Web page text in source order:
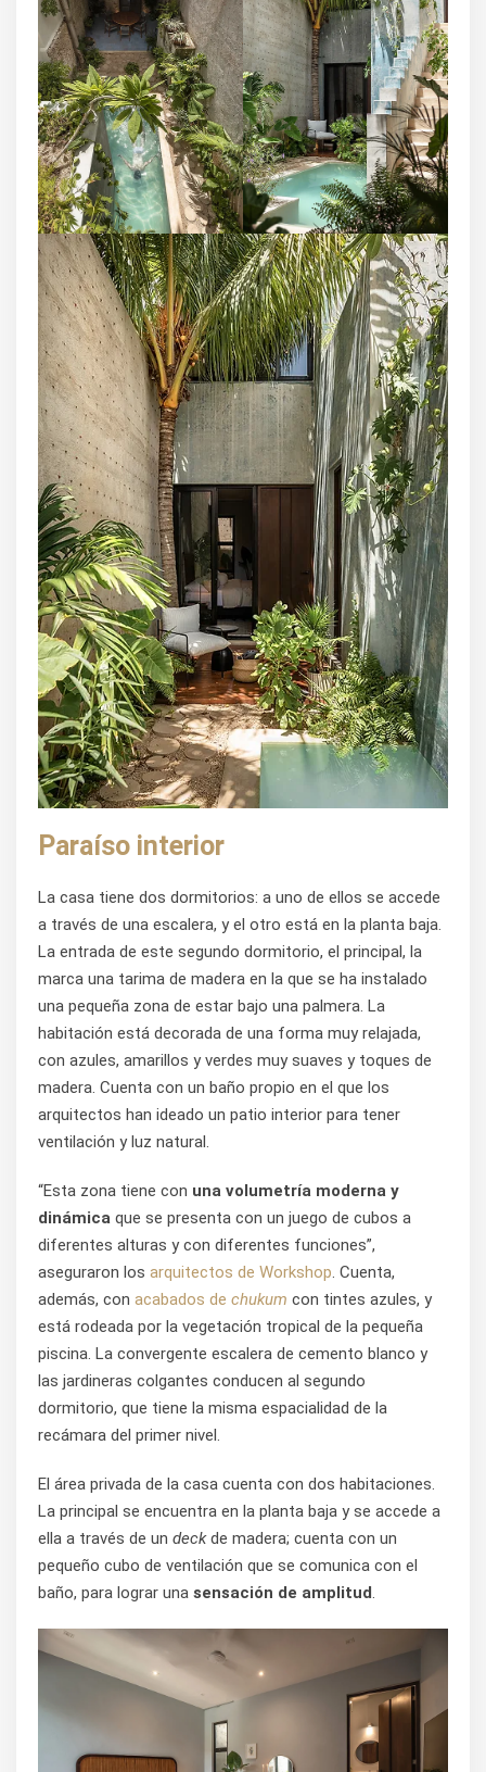
Paraíso interior
La casa tiene dos dormitorios: a uno de ellos se accede
a través de una escalera, y el otro está en la planta baja.
La entrada de este segundo dormitorio, el principal, la
marca una tarima de madera en la que se ha instalado
una pequeña zona de estar bajo una palmera. La
habitación está decorada de una forma muy relajada,
con azules, amarillos y verdes muy suaves y toques de
madera. Cuenta con un baño propio en el que los
arquitectos han ideado un patio interior para tener
ventilación y luz natural.
“Esta zona tiene con una volumetría moderna y
dinámica que se presenta con un juego de cubos a
diferentes alturas y con diferentes funciones”,
aseguraron los arquitectos de Workshop. Cuenta,
además, con acabados de chukum con tintes azules, y
está rodeada por la vegetación tropical de la pequeña
piscina. La convergente escalera de cemento blanco y
las jardineras colgantes conducen al segundo
dormitorio, que tiene la misma espacialidad de la
recámara del primer nivel.
El área privada de la casa cuenta con dos habitaciones.
La principal se encuentra en la planta baja y se accede a
ella a través de un deckde madera; cuenta con un
pequeño cubo de ventilación que se comunica con el
baño, para lograr una sensación de amplitud.